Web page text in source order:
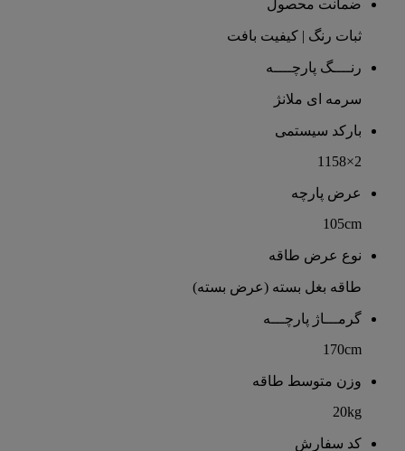
ضمانت محصول
ثبات رنگ | کیفیت بافت
رنــــگ پارچــــه
سرمه ای ملانژ
بارکد سیستمی
2×1158
عرض پارچه
105cm
نوع عرض طاقه
طاقه بغل بسته (عرض بسته)
گرمـــاژ پارچـــه
170cm
وزن متوسط طاقه
20kg
کد سفارش